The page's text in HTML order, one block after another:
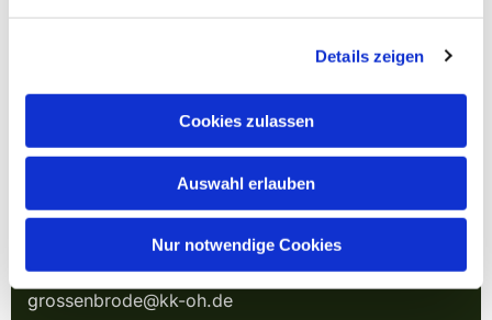
Details zeigen
Cookies zulassen
Auswahl erlauben
Nur notwendige Cookies
KIRCHE IN WAGRIEN
Großenbrode04367/321@kg-
grossenbrode@kk-oh.de